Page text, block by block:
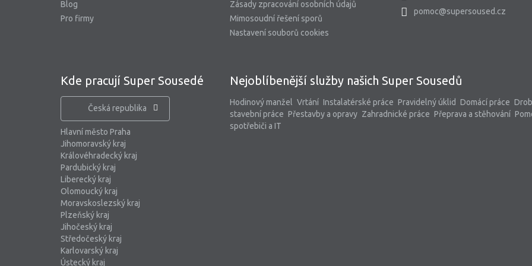
Blog
Pro firmy
Zásady zpracování osobních údajů
Mimosoudní řešení sporů
Nastavení souborů cookies
pomoc@supersoused.cz
Kde pracují Super Sousedé
Česká republika
Hlavní město Praha
Jihomoravský kraj
Královéhradecký kraj
Pardubický kraj
Liberecký kraj
Olomoucký kraj
Moravskoslezský kraj
Plzeňský kraj
Jihočeský kraj
Středočeský kraj
Karlovarský kraj
Ústecký kraj
Nejoblíbenější služby našich Super Sousedů
Hodinový manžel Vrtání Instalatérské práce Pravidelný úklid Domácí práce
stavební práce Přestavby a opravy Zahradnické práce Přeprava a stěhování
spotřebiči a IT